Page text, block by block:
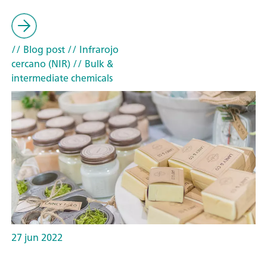
// Blog post// Infrarojo
cercano (NIR)// Bulk &
intermediate chemicals
27 jun 2022